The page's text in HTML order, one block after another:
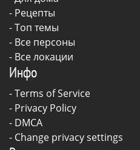
- Рецепты
- Топ темы
- Все персоны
- Все локации
Инфо
-Terms of Service
- Privacy Policy
- DMCA
- Change privacy settings